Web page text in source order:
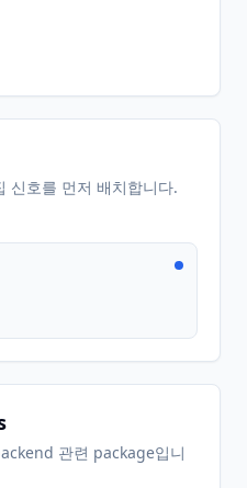
신호를 먼저 배치합니다.
관련 package입니